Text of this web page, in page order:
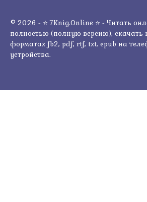
© 2026 - ⭐ 7Knig.Online ⭐ - Читать
полностью (полную версию), скачать
форматах fb2, pdf, rtf, txt, epub на
устройства.